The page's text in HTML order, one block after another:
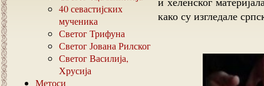
40севастијских
мученика
Светог Трифуна
Светог Јована Рилског
Светог Василија,
Хрусија
Метоси
како су изгледале